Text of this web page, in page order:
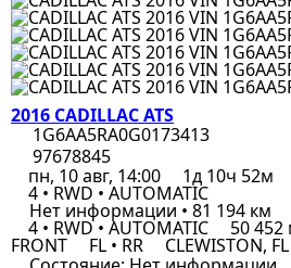
2016 CADILLAC ATS
1G6AA5RA0G0173413
97678845
пн, 10 авг, 14:00
1д 10ч 52м
4 • RWD • AUTOMATIC
Нет информации • 81 194 км
4 • RWD • AUTOMATIC 50
FRONT FL • RR CLEWISTON, FL